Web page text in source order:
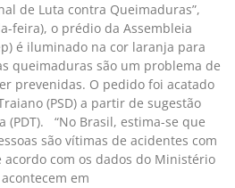
de Luta contra Queimaduras”,
feira), o prédio da Assembleia
é iluminado na cor laranja para
queimaduras são um problema de
prevenidas. O pedido foi acatado
(PSD) a partir de sugestão
(PDT). “No Brasil, estima-se que
são vítimas de acidentes com
com os dados do Ministério
em